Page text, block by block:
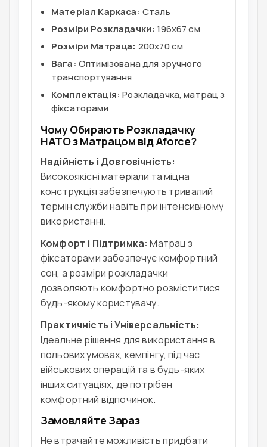
Матеріал Каркаса: Сталь
Розміри Розкладачки: 196x67 см
Розміри Матраца: 200х70 см
Вага: Оптимізована для зручного
транспортування
Комплектація: Розкладачка, матрац з
фіксаторами
Чому Обирають Розкладачку
НАТО з Матрацом від Aforce?
Надійність і Довговічність:
Високоякісні матеріали та міцна
конструкція забезпечують тривалий
термін служби навіть при інтенсивному
використанні.
Комфорт і Підтримка: Матрац з
фіксаторами забезпечує комфортний
сон, а розміри розкладачки
дозволяють комфортно розміститися
будь-якому користувачу.
Практичність і Універсальність:
Ідеальне рішення для використання в
польових умовах, кемпінгу, під час
військових операцій та в будь-яких
інших ситуаціях, де потрібен
комфортний відпочинок.
Замовляйте Зараз
Не втрачайте можливість придбати